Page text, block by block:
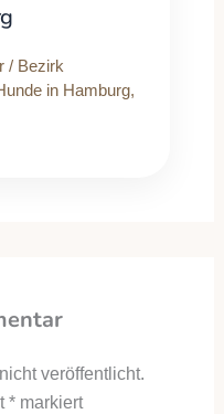
/ Bezirk
in Hamburg,
veröffentlicht.
*markiert